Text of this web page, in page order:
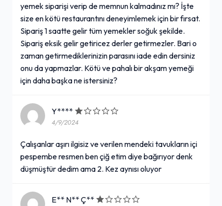
yemek siparişi verip de memnun kalmadınız mı? İşte
size en kötü restaurantını deneyimlemek için bir fırsat.
Sipariş 1 saatte gelir tüm yemekler soğuk şekilde.
Sipariş eksik gelir getiricez derler getirmezler. Bari o
zaman getirmediklerinizin parasını iade edin dersiniz
onu da yapmazlar. Kötü ve pahalı bir akşam yemeği
için daha başka ne istersiniz?
Y****
4/9/2024
Çalışanlar aşırı ilgisiz ve verilen mendeki tavukların içi
pespembe resmen ben çiğ etim diye bağırıyor denk
düşmüştür dedim ama 2. Kez aynısı oluyor
E** N** Ç**